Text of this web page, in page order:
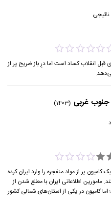
انقلاب کساد است اما درِ باز ضریح پر از
جنوب غربی (1403)
پر از مواد منفجره را وارد ایران کرده
مامورین اطلاعاتی ایران با مطلع شدن از
اما کامیون در یکی از استان‌های شمالی کشور